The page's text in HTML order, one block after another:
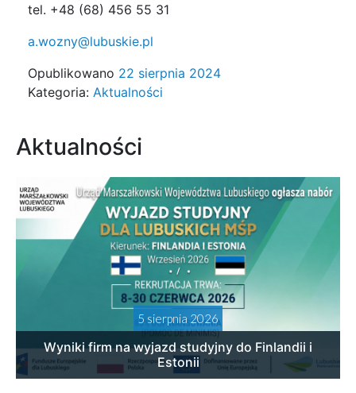
tel. +48 (68) 456 55 31
a.wozny@lubuskie.pl
Opublikowano 22 sierpnia 2024
Kategoria: Aktualności
Aktualności
5 sierpnia 2026
Wyniki firm na wyjazd studyjny do Finlandii i
Estonii